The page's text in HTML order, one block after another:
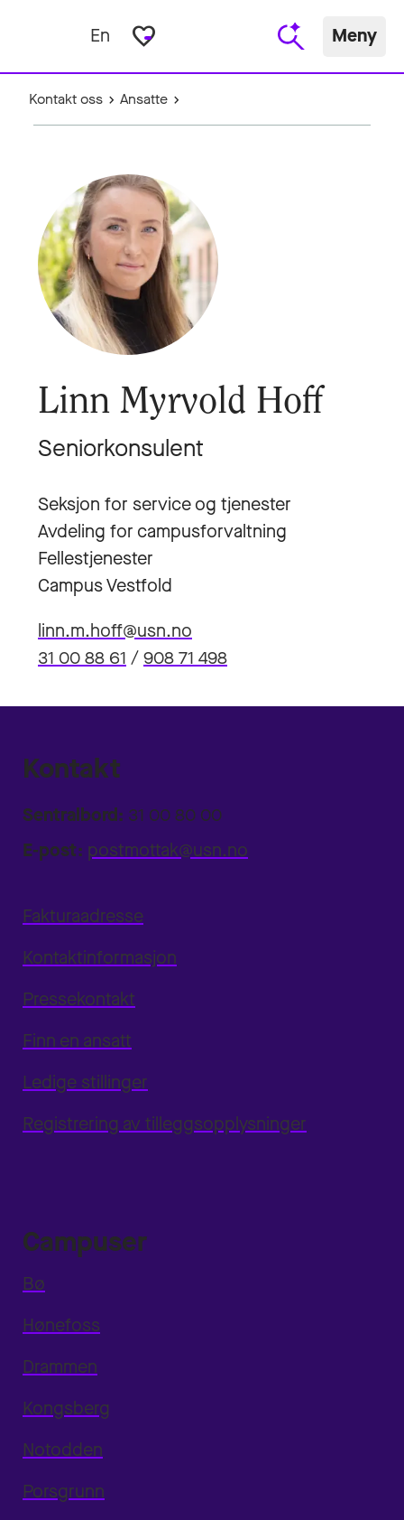
En favorite_border Meny
Kontakt oss Ansatte
Linn Myrvold Hoff
Seniorkonsulent
Seksjon for service og tjenester
Avdeling for campusforvaltning
Fellestjenester
Campus Vestfold
linn.m.hoff@usn.no
31 00 88 61 /908 71 498
Kontakt
Sentralbord: 31 00 80 00
E-post: postmottak@usn.no
Fakturaadresse
Kontaktinformasjon
Pressekontakt
Finn en ansatt
Ledige stillinger
Registrering av tilleggsopplysninger
Campuser
Bø
Hønefoss
Drammen
Kongsberg
Notodden
Porsgrunn